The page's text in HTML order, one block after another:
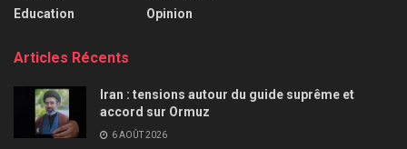
Education
Opinion
Articles Récents
Iran : tensions autour du guide suprême et
accord sur Ormuz
6 AOÛT 2026